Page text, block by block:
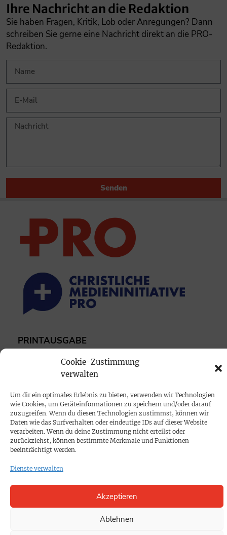
Cookie-Zustimmung
verwalten
Um dir ein optimales Erlebnis zu bieten, verwenden wir Technologien
wie Cookies, um Geräteinformationen zu speichern und/oder darauf
zuzugreifen. Wenn du diesen Technologien zustimmst, können wir
Daten wie das Surfverhalten oder eindeutige IDs auf dieser Website
verarbeiten. Wenn du deine Zustimmung nicht erteilst oder
zurückziehst, können bestimmte Merkmale und Funktionen
beeinträchtigt werden.
Dienste verwalten
Akzeptieren
Ablehnen
Ihre Nachricht an die Redaktion
Sie haben Fragen, Kritik, Lob oder Anregungen? Dann
schreiben Sie gerne eine Nachricht direkt an die PRO-
Redaktion.
Senden
PRINTAUSGABE
Mediadaten
Impressum
SPENDEN
Datenschutz